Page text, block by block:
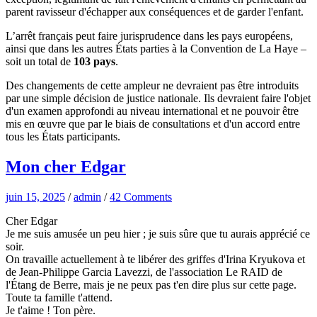
parent ravisseur d'échapper aux conséquences et de garder l'enfant.
L’arrêt français peut faire jurisprudence dans les pays européens,
ainsi que dans les autres États parties à la Convention de La Haye –
soit un total de 103 pays.
Des changements de cette ampleur ne devraient pas être introduits
par une simple décision de justice nationale. Ils devraient faire l'objet
d'un examen approfondi au niveau international et ne pouvoir être
mis en œuvre que par le biais de consultations et d'un accord entre
tous les États participants.
Mon cher Edgar
juin 15, 2025 /admin /42 Comments
Cher Edgar
Je me suis amusée un peu hier ; je suis sûre que tu aurais apprécié ce
soir.
On travaille actuellement à te libérer des griffes d'Irina Kryukova et
de Jean-Philippe Garcia Lavezzi, de l'association Le RAID de
l'Étang de Berre, mais je ne peux pas t'en dire plus sur cette page.
Toute ta famille t'attend.
Je t'aime ! Ton père.